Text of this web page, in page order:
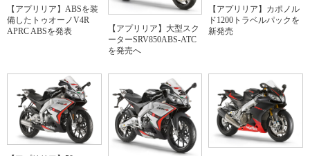
【アプリリア】ABSを装
備したトゥオーノV4R
APRC ABSを発表
【アプリリア】大型スク
ーターSRV850ABS-ATC
を発売へ
【アプリリア】カポノル
ド1200トラベルパックを
新発売